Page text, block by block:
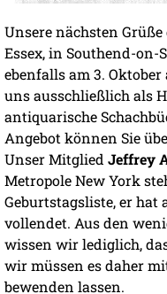
Unsere nächsten
Essex, in Southend-on-
ebenfalls am 3.
uns ausschließlich als
antiquarische
Angebot können Sie
Unser Mitglied Jeffrey
Metropole New York
Geburtstagsliste, er hat
vollendet. Aus den
wissen wir lediglich,
wir müssen es daher
bewenden lassen.